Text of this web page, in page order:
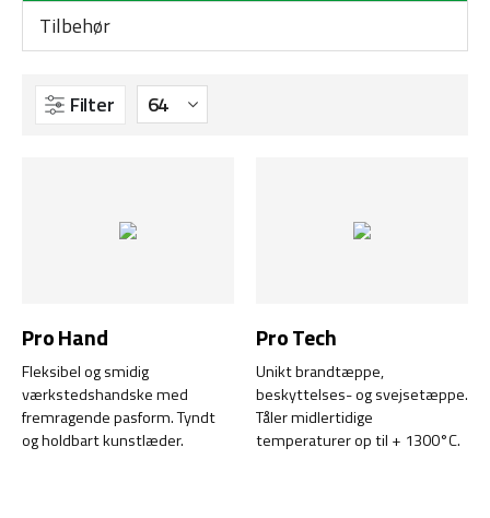
Tilbehør
Filter
Pro Hand
Fleksibel og smidig
værkstedshandske med
fremragende pasform. Tyndt
og holdbart kunstlæder.
Pro Tech
Unikt brandtæppe,
beskyttelses- og svejsetæppe.
Tåler midlertidige
temperaturer op til + 1300°C.